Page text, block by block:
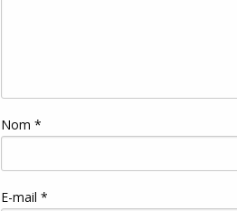
Nom *
E-mail *